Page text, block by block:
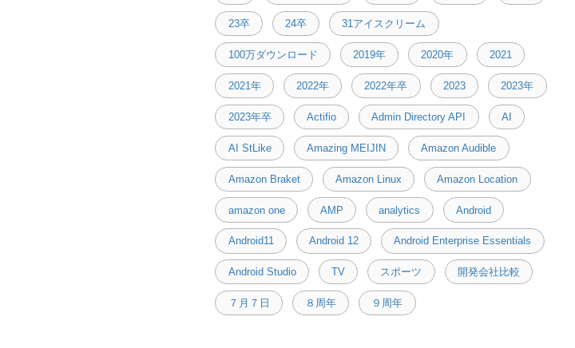
23卒 24卒 31アイスクリーム
100万ダウンロード 2019年 2020年 2021
2021年 2022年 2022年卒 2023 2023年
2023年卒 Actifio Admin Directory API AI
AI StLike Amazing MEIJIN Amazon Audible
Amazon Braket Amazon Linux Amazon Location
amazon one AMP analytics Android
Android11 Android 12 Android Enterprise Essentials
Android Studio TV スポーツ 開発会社比較
７月７日 ８周年 ９周年